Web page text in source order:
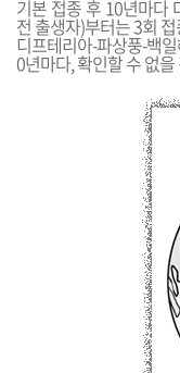
기본 접종 후 10년마다
전 출생자)부터는 3회
디프테리아-파상풍-백
0년마다, 확인할 수 없